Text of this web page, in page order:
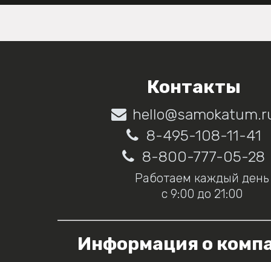
Контакты
8-495-108-11-41
8-800-777-05-28
Работаем каждый день
с 9:00 до 21:00
Информация о